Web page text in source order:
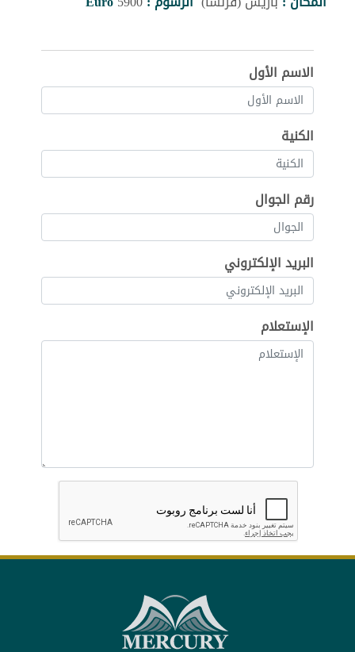
الاسم الأول
الكنية
رقم الجوال
البريد الإلكتروني
الإستعلام